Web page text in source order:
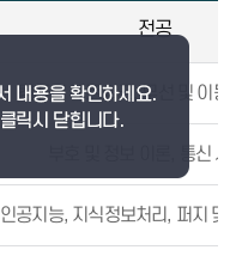
전공
컴퓨터 네트워크, 무선 및 이동
부호 및 정보 이론, 통신 시
인공지능, 지식정보처리, 퍼지 및